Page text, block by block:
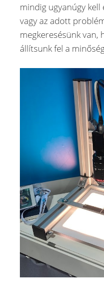
mindig ugyanúgy
vagy az adott
megkeresésünk van,
állítsunk fel a